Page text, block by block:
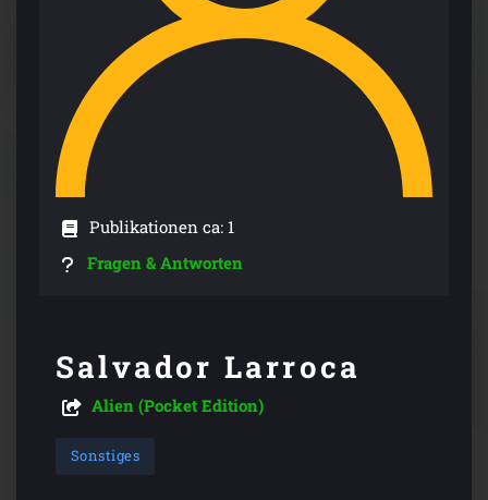
Publikationen ca: 1
Fragen & Antworten
Salvador Larroca
Alien (Pocket Edition)
Sonstiges